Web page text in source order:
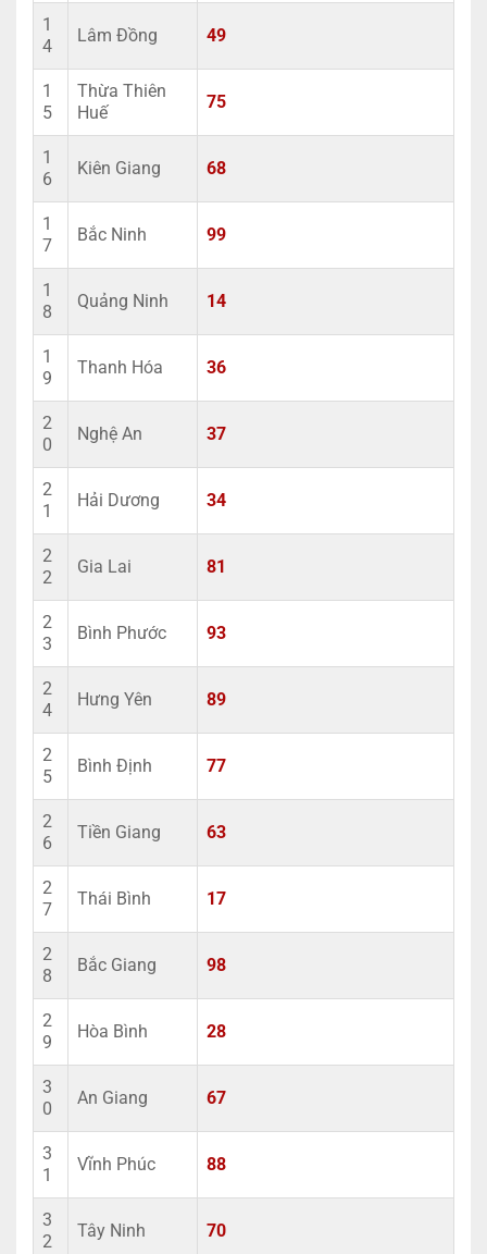
1
4
Lâm Đồng 49
1
5
Thừa Thiên
Huế
75
1
6
Kiên Giang 68
1
7
Bắc Ninh 99
1
8
Quảng Ninh 14
1
9
Thanh Hóa 36
2
0
Nghệ An 37
2
1
Hải Dương 34
2
2
Gia Lai 81
2
3
Bình Phước 93
2
4
Hưng Yên 89
2
5
Bình Định 77
2
6
Tiền Giang 63
2
7
Thái Bình 17
2
8
Bắc Giang 98
2
9
Hòa Bình 28
3
0
An Giang 67
3
1
Vĩnh Phúc 88
3
2
Tây Ninh 70